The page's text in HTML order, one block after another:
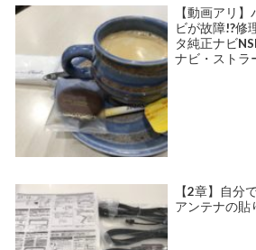
【動画アリ
ビが故障!?修
タ純正ナビ
ナビ・ストラ
【2章】自分
アンテナの貼